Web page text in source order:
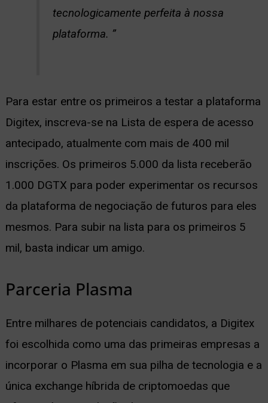
tecnologicamente perfeita à nossa
plataforma. ”
Para estar entre os primeiros a testar a plataforma
Digitex, inscreva-se na Lista de espera de acesso
antecipado, atualmente com mais de 400 mil
inscrições. Os primeiros 5.000 da lista receberão
1.000 DGTX para poder experimentar os recursos
da plataforma de negociação de futuros para eles
mesmos. Para subir na lista para os primeiros 5
mil, basta indicar um amigo.
Parceria Plasma
Entre milhares de potenciais candidatos, a Digitex
foi escolhida como uma das primeiras empresas a
incorporar o Plasma em sua pilha de tecnologia e a
única exchange híbrida de criptomoedas que